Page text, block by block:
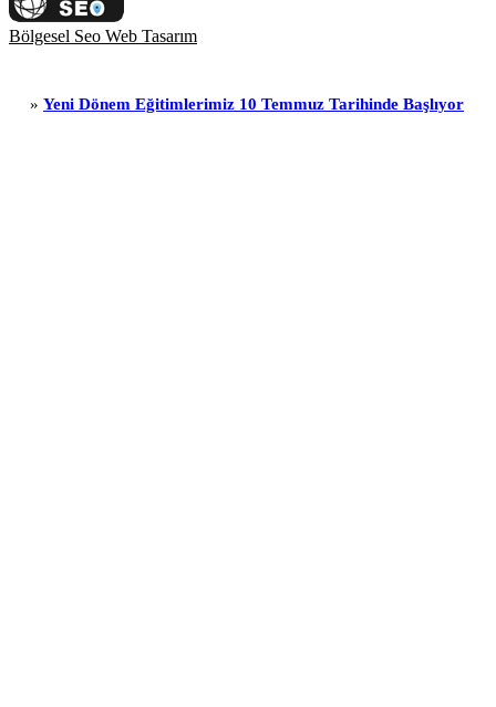
Bölgesel Seo Web Tasarım
Dönem Eğitimlerimiz 10 Temmuz Tarihinde Başlıyor